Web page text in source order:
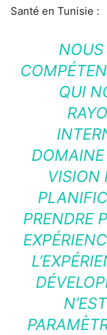
Santé en Tunisie :
NOUS
QUI
DOMAINE
VISION
PRENDRE